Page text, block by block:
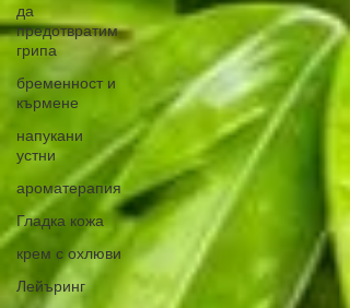
да
предотвратим
грипа
бременност и
кърмене
напукани
устни
ароматерапия
Гладка кожа
крем с охлюви
Лейъринг